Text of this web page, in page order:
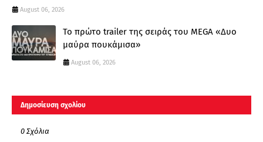
August 06, 2026
Το πρώτο trailer της σειράς του MEGA «Δυο
μαύρα πουκάμισα»
August 06, 2026
Δημοσίευση σχολίου
0 Σχόλια